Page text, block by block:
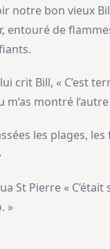
notre bon vieux
entouré de
crit Bill, « C’est
m’as montré
les plages, les
St Pierre «
»